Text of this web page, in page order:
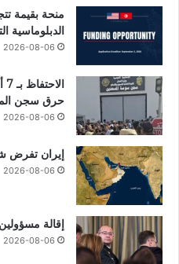
الدبلوماسية
2026-08-06
حرق سجن
2026-08-06
إيران تفرض
2026-08-06
إقالة
2026-08-06